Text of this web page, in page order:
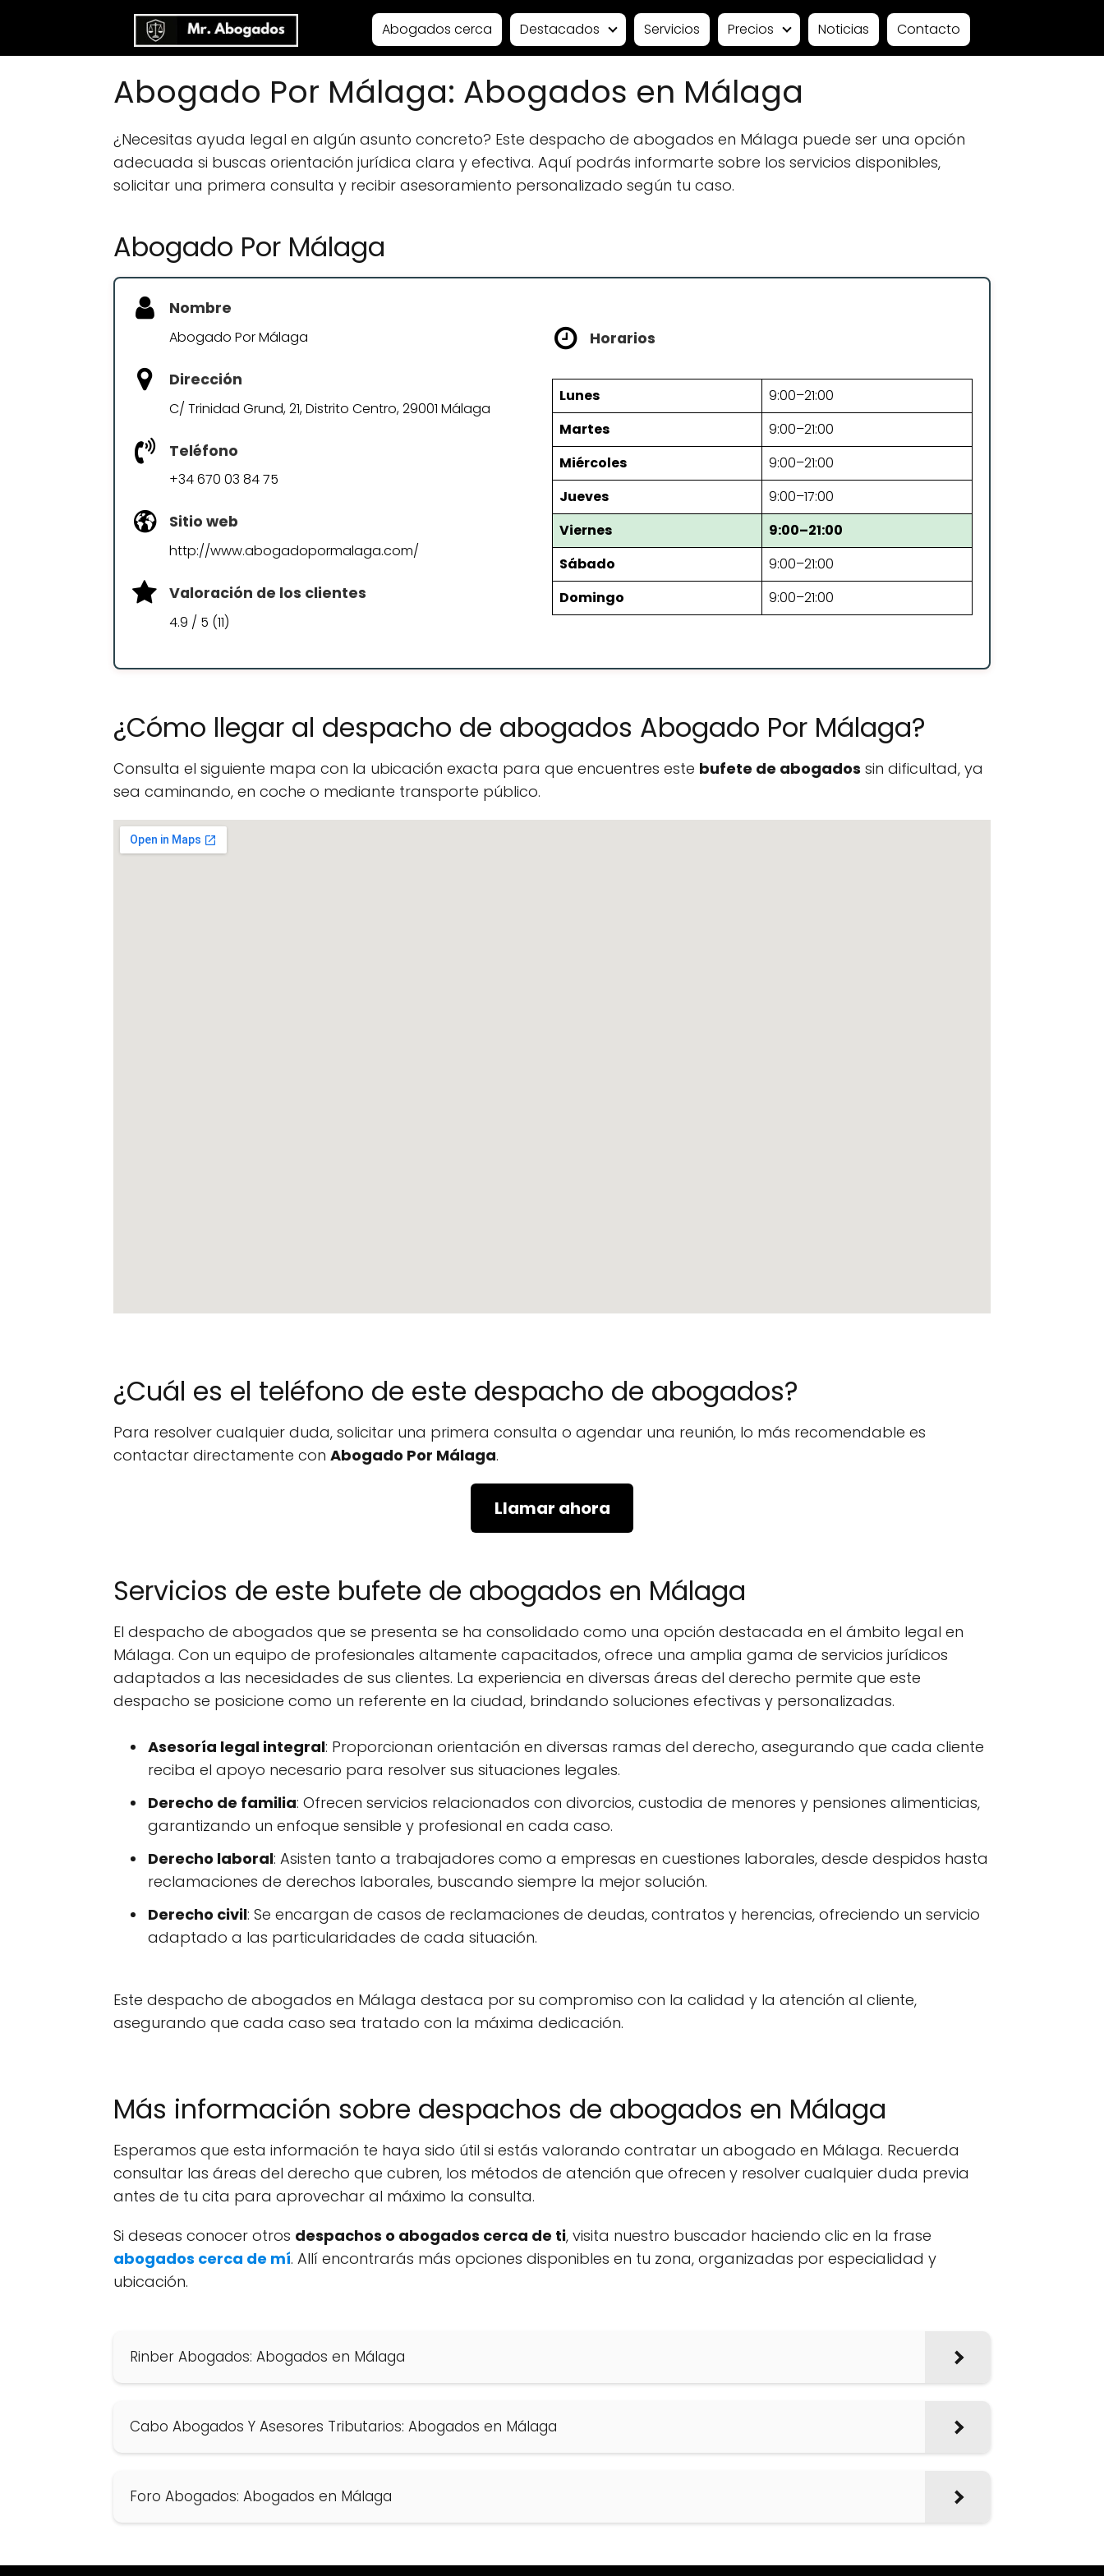
Abogados cerca Destacados Servicios Precios Noticias Contacto
Abogado Por Málaga: Abogados en Málaga
¿Necesitas ayuda legal en algún asunto concreto? Este despacho de abogados en Málaga puede ser una opción
adecuada si buscas orientación jurídica clara y efectiva. Aquí podrás informarte sobre los servicios disponibles,
solicitar una primera consulta y recibir asesoramiento personalizado según tu caso.
Abogado Por Málaga
Nombre
Abogado Por Málaga
Dirección
C/ Trinidad Grund, 21, Distrito Centro, 29001 Málaga
Teléfono
+34 670 03 84 75
Sitio web
http://www.abogadopormalaga.com/
Valoración de los clientes
4.9 / 5 (11)
Horarios
Lunes
9:00–21:00
Martes
9:00–21:00
Miércoles
9:00–21:00
Jueves
9:00–17:00
Viernes
9:00–21:00
Sábado
9:00–21:00
Domingo
9:00–21:00
¿Cómo llegar al despacho de abogados Abogado Por Málaga?
Consulta el siguiente mapa con la ubicación exacta para que encuentres este bufete de abogados sin dificultad, ya
sea caminando, en coche o mediante transporte público.
¿Cuál es el teléfono de este despacho de abogados?
Para resolver cualquier duda, solicitar una primera consulta o agendar una reunión, lo más recomendable es
contactar directamente con Abogado Por Málaga.
Llamar ahora
Servicios de este bufete de abogados en Málaga
El despacho de abogados que se presenta se ha consolidado como una opción destacada en el ámbito legal en
Málaga. Con un equipo de profesionales altamente capacitados, ofrece una amplia gama de servicios jurídicos
adaptados a las necesidades de sus clientes. La experiencia en diversas áreas del derecho permite que este
despacho se posicione como un referente en la ciudad, brindando soluciones efectivas y personalizadas.
Asesoría legal integral: Proporcionan orientación en diversas ramas del derecho, asegurando que cada cliente
reciba el apoyo necesario para resolver sus situaciones legales.
Derecho de familia: Ofrecen servicios relacionados con divorcios, custodia de menores y pensiones alimenticias,
garantizando un enfoque sensible y profesional en cada caso.
Derecho laboral: Asisten tanto a trabajadores como a empresas en cuestiones laborales, desde despidos hasta
reclamaciones de derechos laborales, buscando siempre la mejor solución.
Derecho civil: Se encargan de casos de reclamaciones de deudas, contratos y herencias, ofreciendo un servicio
adaptado a las particularidades de cada situación.
Este despacho de abogados en Málaga destaca por su compromiso con la calidad y la atención al cliente,
asegurando que cada caso sea tratado con la máxima dedicación.
Más información sobre despachos de abogados en Málaga
Esperamos que esta información te haya sido útil si estás valorando contratar un abogado en Málaga. Recuerda
consultar las áreas del derecho que cubren, los métodos de atención que ofrecen y resolver cualquier duda previa
antes de tu cita para aprovechar al máximo la consulta.
Si deseas conocer otros despachos o abogados cerca de ti, visita nuestro buscador haciendo clic en la frase
abogados cerca de mí. Allí encontrarás más opciones disponibles en tu zona, organizadas por especialidad y
ubicación.
Rinber Abogados: Abogados en Málaga
Cabo Abogados Y Asesores Tributarios: Abogados en Málaga
Foro Abogados: Abogados en Málaga